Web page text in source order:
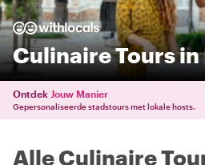
Culinaire Tours in
Ontdek Jouw Manier
Gepersonaliseerde stadstours met lokale hosts.
Alle Culinaire